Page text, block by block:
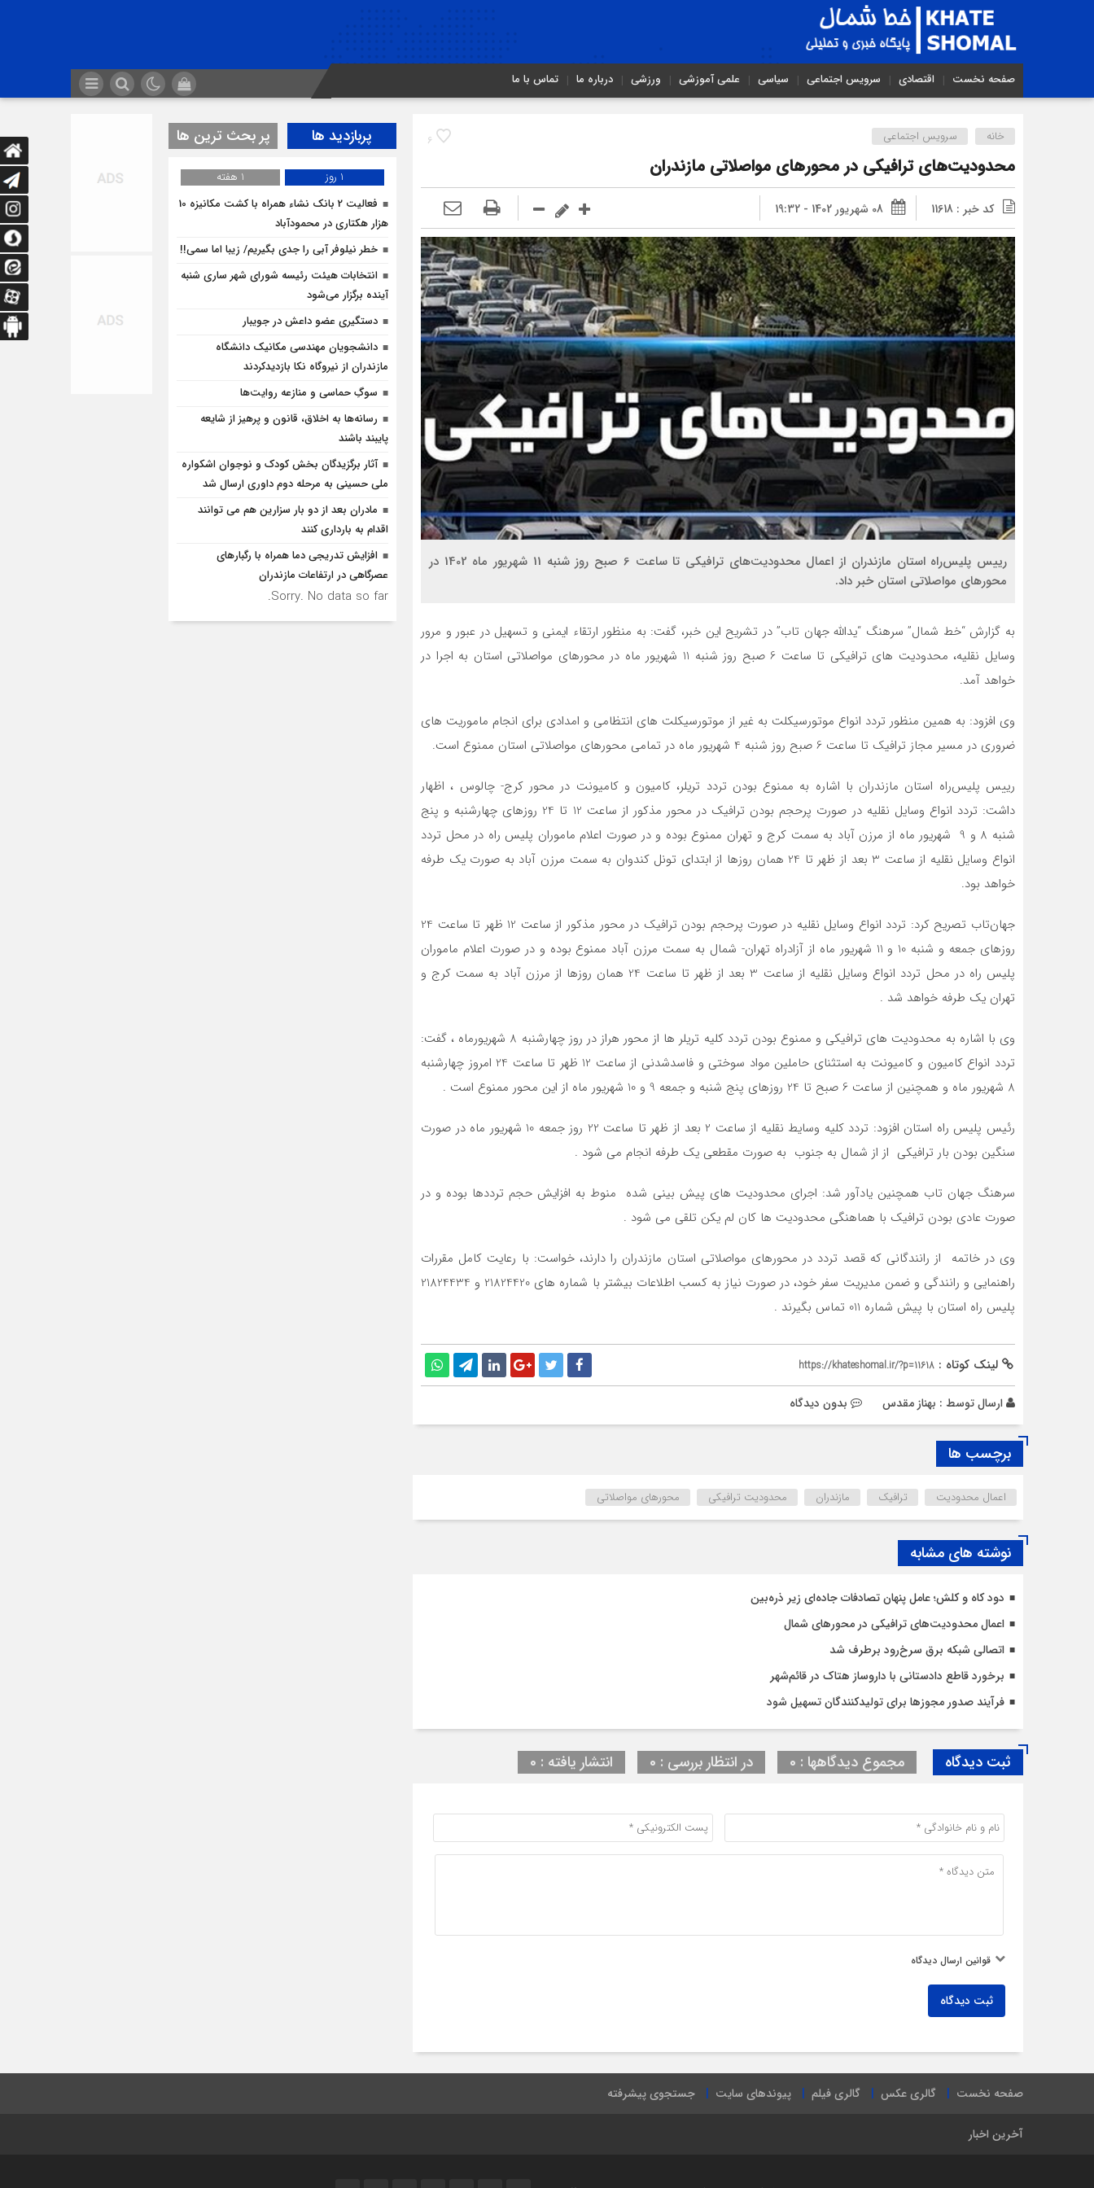
صفحه نخست اقتصادی سرویس اجتماعی سیاسی علمی آموزشی ورزشی درباره ما تماس با ما
6 خانه سرویس اجتماعی
محدودیت‌های ترافیکی در محورهای مواصلاتی مازندران
کد خبر : 11618 08 شهریور 1402 - 19:32
رییس پلیس‌راه استان مازندران از اعمال محدودیت‌های ترافیکی تا ساعت 6 صبح روز شنبه 11 شهریور ماه 1402 در
محورهای مواصلاتی استان خبر داد.
به گزارش “خط شمال” سرهنگ “یدالله جهان تاب” در تشریح این خبر، گفت: به منظور ارتقاء ايمني و تسهيل در عبور و مرور
وسايل نقليه، محدودیت های ترافیکی تا ساعت 6 صبح روز شنبه 11 شهریور ماه در محورهای مواصلاتی استان به اجرا در
خواهد آمد.
وی افزود: به همین منظور تردد انواع موتورسیکلت به غیر از موتورسیکلت های انتظامی و امدادی برای انجام ماموریت های
ضروری در مسیر مجاز ترافیک تا ساعت 6 صبح روز شنبه 4 شهریور ماه در تمامی محورهای مواصلاتی استان ممنوع است.
رییس پلیس‌راه استان مازندران با اشاره به ممنوع بودن تردد تریلر، کامیون و کامیونت در محور کرج- چالوس ، اظهار
داشت: تردد انواع وسایل نقلیه در صورت پرحجم بودن ترافیک در محور مذکور از ساعت 12 تا 24 روزهای چهارشنبه و پنج
شنبه 8 و 9 شهریور ماه از مرزن آباد به سمت کرج و تهران ممنوع بوده و در صورت اعلام ماموران پلیس راه در محل تردد
انواع وسایل نقلیه از ساعت 3 بعد از ظهر تا 24 همان روزها از ابتدای تونل کندوان به سمت مرزن آباد به صورت یک طرفه
خواهد بود.
جهان‌تاب تصریح کرد: تردد انواع وسایل نقلیه در صورت پرحجم بودن ترافیک در محور مذکور از ساعت 12 ظهر تا ساعت 24
روزهای جمعه و شنبه 10 و 11 شهریور ماه از آزادراه تهران- شمال به سمت مرزن آباد ممنوع بوده و در صورت اعلام ماموران
پلیس راه در محل تردد انواع وسایل نقلیه از ساعت 3 بعد از ظهر تا ساعت 24 همان روزها از مرزن آباد به سمت کرج و
تهران یک طرفه خواهد شد .
وی با اشاره به محدودیت های ترافیکی و ممنوع بودن تردد کلیه تریلر ها از محور هراز در روز چهارشنبه 8 شهریورماه ، گفت:
تردد انواع کامیون و کامیونت به استثنای حاملین مواد سوختی و فاسدشدنی از ساعت 12 ظهر تا ساعت 24 امروز چهارشنبه
8 شهریور ماه و همچنین از ساعت 6 صبح تا 24 روزهای پنج شنبه و جمعه 9 و 10 شهریور ماه از این محور ممنوع است .
رئیس پلیس راه استان افزود: تردد کلیه وسایط نقلیه از ساعت 2 بعد از ظهر تا ساعت 22 روز جمعه 10 شهریور ماه در صورت
سنگین بودن بار ترافیکی از از شمال به جنوب به صورت مقطعی یک طرفه انجام می شود .
سرهنگ جهان تاب همچنین یادآور شد: اجرای محدودیت های پیش بینی شده منوط به افزایش حجم ترددها بوده و در
صورت عادی بودن ترافیک با هماهنگی محدودیت ها کان لم یکن تلقی می شود .
وی در خاتمه از رانندگانی که قصد تردد در محورهای مواصلاتی استان مازندران را دارند، خواست: با رعایت کامل مقررات
راهنمایی و رانندگی و ضمن مدیریت سفر خود، در صورت نیاز به کسب اطلاعات بیشتر با شماره های 21824420 و 21824434
پلیس راه استان با پیش شماره 011 تماس بگیرند .
لینک کوتاه : https://khateshomal.ir/?p=11618
ارسال توسط : بهناز مقدس بدون دیدگاه
برچسب ها
اعمال محدودیت ترافیک مازندران محدودیت ترافیکی محورهای مواصلاتی
نوشته های مشابه
دود کاه و کلش؛ عامل پنهان تصادفات جاده‌ای زیر ذره‌بین
اعمال محدودیت‌‌های ترافیکی در محورهای شمال
اتصالی شبکه برق سرخ‌رود برطرف شد
برخورد قاطع دادستانی با داروساز هتاک در قائم‌شهر
فرآیند صدور مجوزها برای تولیدکنندگان تسهیل شود
ثبت دیدگاه مجموع دیدگاهها : 0 در انتظار بررسی : 0 انتشار یافته : 0
قوانین ارسال دیدگاه
ثبت دیدگاه
پربازدید ها پر بحث ترین ها
1 روز
1 هفته
فعالیت 2 بانک نشاء همراه با کشت مکانیزه 10
هزار هکتاری در محمودآباد
خطر نیلوفر آبی را جدی بگیریم/ زیبا اما سمی!!
انتخابات هیئت رئیسه شورای شهر ساری شنبه
آینده برگزار می‌شود
دستگیری عضو داعش در جویبار
دانشجویان مهندسی مکانیک دانشگاه
مازندران از نيروگاه نکا بازديدكردند
سوگِ حماسی و منازعه روایت‌ها
رسانه‌ها به اخلاق، قانون و پرهیز از شایعه
پایبند باشند
آثار برگزیدگان بخش کودک و نوجوان اشکواره
ملی حسینی به مرحله دوم داوری ارسال شد
مادران بعد از دو بار سزارین هم می توانند
اقدام به بارداری کنند
افزایش تدریجی دما همراه با رگبارهای
عصرگاهی در ارتفاعات مازندران
Sorry. No data so far.
صفحه نخست گالری عکس گالری فیلم پیوندهای سایت جستجوی پیشرفته
آخرین اخبار